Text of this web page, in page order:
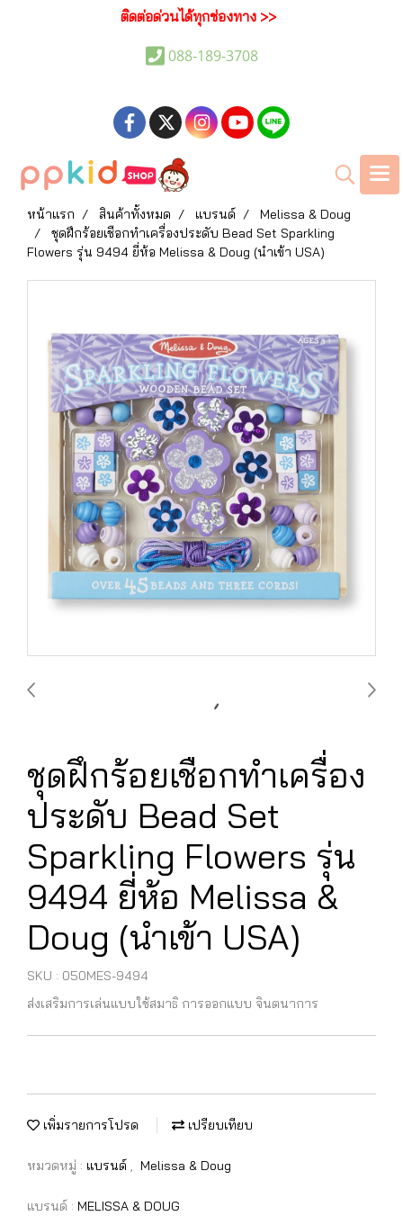
ติดต่อด่วนได้ทุกช่องทาง >>
088-189-3708
หน้าแรก สินค้าทั้งหมด แบรนด์
Melissa & Doug
ชุดฝึกร้อยเชือกทำเครื่องประดับ Bead Set Sparkling
Flowers รุ่น 9494 ยี่ห้อ Melissa & Doug (นำเข้า USA)
ชุดฝึกร้อยเชือกทำเครื่อง
ประดับ Bead Set
Sparkling Flowers รุ่น
9494 ยี่ห้อ Melissa &
Doug (นำเข้า USA)
SKU : 050MES-9494
ส่งเสริมการเล่นแบบใช้สมาธิ การออกแบบ จินตนาการ
เพิ่มรายการโปรด เปรียบเทียบ
หมวดหมู่ : แบรนด์ , Melissa & Doug
แบรนด์ : MELISSA & DOUG